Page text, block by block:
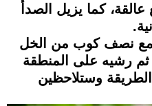
كما يزيل الصدأ
مع نصف كوب من الخل
رشيه على المنطقة
الطريقة وستلاحظين